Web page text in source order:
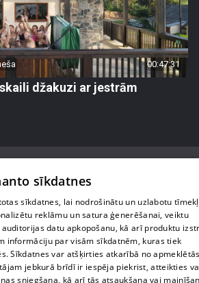
00:47:31
džakuzi ar jestrām
sīkdatnes
sīkdatnes, lai nodrošinātu un uzlabotu
reklāmu un satura ģenerēšanai, veiktu
datu apkopošanu, kā arī produktu
informāciju par visām sīkdatnēm, kuras tiek
Sīkdatnes var atšķirties atkarībā no
jebkurā brīdī ir iespēja piekrist, atteikties
sniegšana, kā arī tās atsaukšana vai